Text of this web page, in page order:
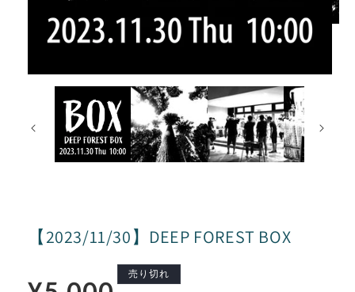
【2023/11/30】DEEP FOREST BOX
売り切れ